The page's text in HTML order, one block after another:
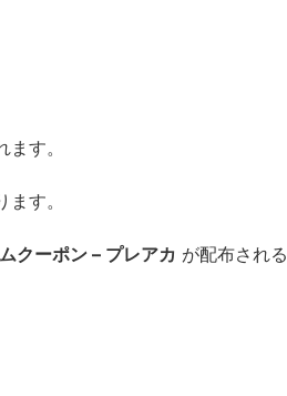
す。
す。
クーポン – プレアカ が配布される